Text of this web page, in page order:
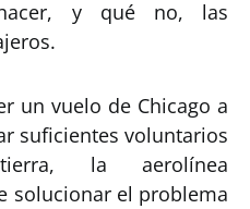
y qué no, las
un vuelo de Chicago a
suficientes voluntarios
la aerolínea
solucionar el problema